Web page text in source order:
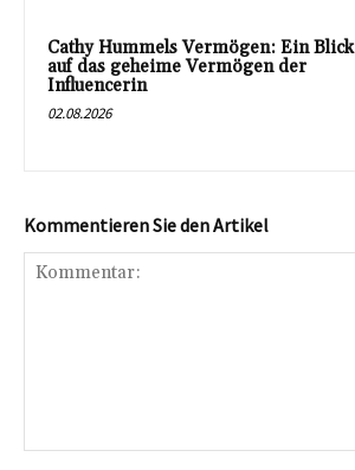
Cathy Hummels Vermögen: Ein Blick
auf das geheime Vermögen der
Influencerin
02.08.2026
Kommentieren Sie den Artikel